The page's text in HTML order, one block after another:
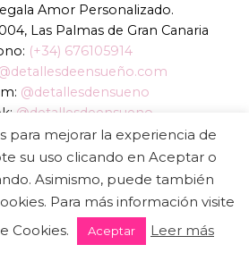
Amor Personalizado.
Las Palmas de Gran Canaria
(+34) 676105914
@detallesdensueno
@detallesdeensueno
@detallesdensueno
© DIGALOWEB.COM
para mejorar la experiencia de
su uso clicando en Aceptar o
Asimismo, puede también
Para más información visite
Cookies.
Aceptar Leer más